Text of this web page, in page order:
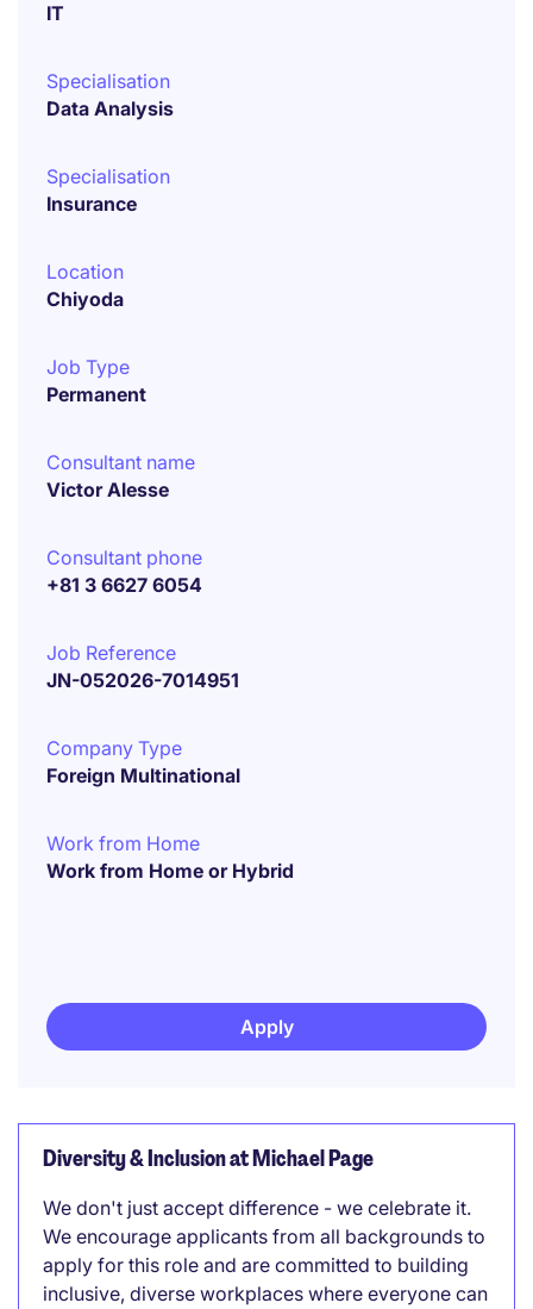
IT
Specialisation
Data Analysis
Specialisation
Insurance
Location
Chiyoda
Job Type
Permanent
Consultant name
Victor Alesse
Consultant phone
+81 3 6627 6054
Job Reference
JN-052026-7014951
Company Type
Foreign Multinational
Work from Home
Work from Home or Hybrid
Apply
Diversity & Inclusion at Michael Page
We don't just accept difference - we celebrate it.
We encourage applicants from all backgrounds to
apply for this role and are committed to building
inclusive, diverse workplaces where everyone can